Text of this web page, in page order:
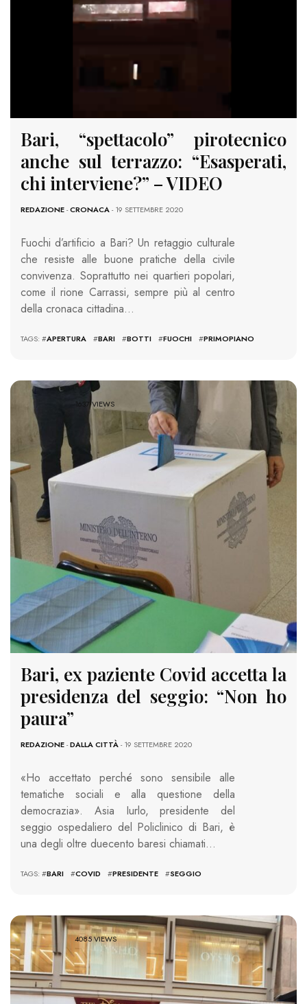
Bari, “spettacolo” pirotecnico
anche sul terrazzo: “Esasperati,
chi interviene?” – VIDEO
REDAZIONE-CRONACA- 19 SETTEMBRE 2020
Fuochi d’artificio a Bari? Un retaggio culturale
che resiste alle buone pratiche della civile
convivenza. Soprattutto nei quartieri popolari,
come il rione Carrassi, sempre più al centro
della cronaca cittadina…
TAGS: #APERTURA #BARI #BOTTI #FUOCHI #PRIMOPIANO
1637 VIEWS
Bari, ex paziente Covid accetta la
presidenza del seggio: “Non ho
paura”
REDAZIONE-DALLA CITTÀ- 19 SETTEMBRE 2020
«Ho accettato perché sono sensibile alle
tematiche sociali e alla questione della
democrazia». Asia Iurlo, presidente del
seggio ospedaliero del Policlinico di Bari, è
una degli oltre duecento baresi chiamati…
TAGS: #BARI #COVID #PRESIDENTE #SEGGIO
4085 VIEWS